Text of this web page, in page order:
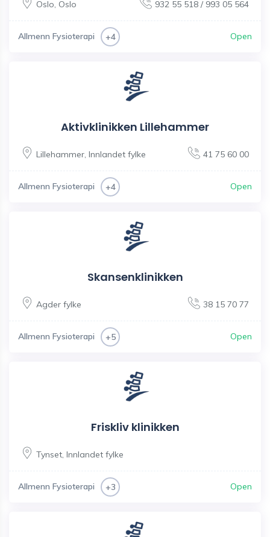
Oslo Oslo 932 55 518 / 993 05 564
Allmenn Fysioterapi +4 Open
Aktivklinikken Lillehammer
Lillehammer Innlandet fylke 41 75 60 00
Allmenn Fysioterapi +4 Open
Skansenklinikken
Agder fylke 38 15 70 77
Allmenn Fysioterapi +5 Open
Friskliv klinikken
Tynset Innlandet fylke
Allmenn Fysioterapi +3 Open